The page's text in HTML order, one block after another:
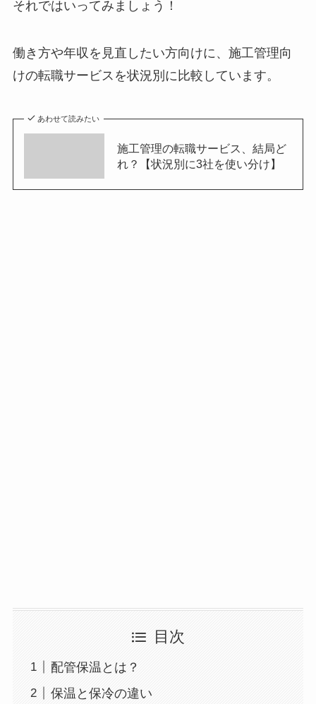
それではいってみましょう！
働き方や年収を見直したい方向けに、施工管理向
けの転職サービスを状況別に比較しています。
あわせて読みたい
施工管理の転職サービス、結局ど
れ？【状況別に3社を使い分け】
目次
配管保温とは？
保温と保冷の違い